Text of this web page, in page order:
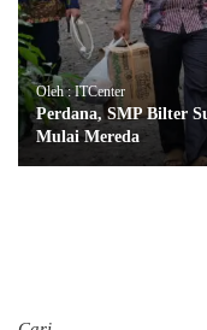
Oleh : ITCenter
Perdana, SMP Bilter
Mulai Mereda